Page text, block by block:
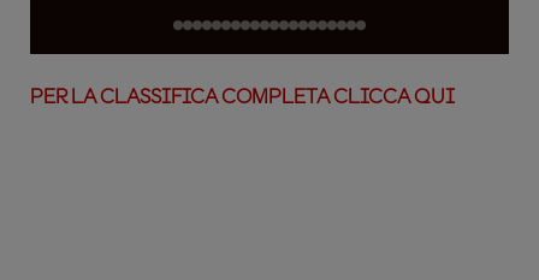
PER LA CLASSIFICA COMPLETA CLICCA QUI